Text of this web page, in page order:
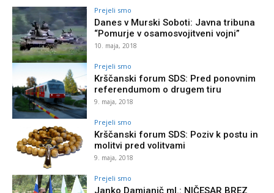
Prejeli smo
Danes v Murski Soboti: Javna tribuna
“Pomurje v osamosvojitveni vojni”
10. maja, 2018
Prejeli smo
Krščanski forum SDS: Pred ponovnim
referendumom o drugem tiru
9. maja, 2018
Prejeli smo
Krščanski forum SDS: Poziv k postu in
molitvi pred volitvami
9. maja, 2018
Prejeli smo
Janko Damjanič ml.: NIČESAR BREZ